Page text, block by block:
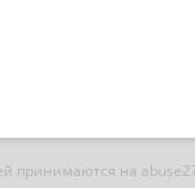
принимаются на